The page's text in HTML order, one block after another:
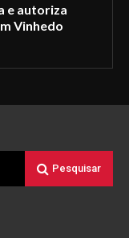
e autoriza
Vinhedo
Pesquisar